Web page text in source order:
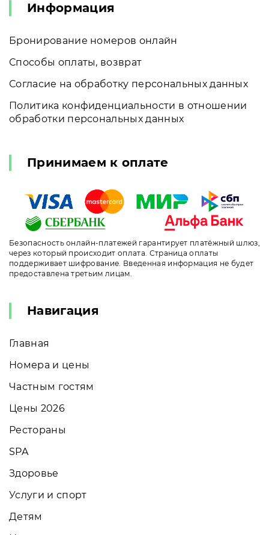
Информация
Бронирование номеров онлайн
Способы оплаты, возврат
Согласие на обработку персональных данных
Политика конфиденциальности в отношении
обработки персональных данных
Принимаем к оплате
Безопасность онлайн-платежей гарантирует платёжный шлюз,
через который происходит оплата. Страница оплаты
поддерживает шифрование. Введенная информация не будет
предоставлена третьим лицам.
Навигация
Главная
Номера и цены
Частным гостям
Цены 2026
Рестораны
SPA
Здоровье
Услуги и спорт
Детям